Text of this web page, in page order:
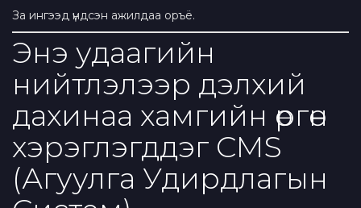
За ингээд үндсэн ажилдаа оръё.
Энэ удаагийн
нийтлэлээр дэлхий
дахинаа хамгийн өргөн
хэрэглэгддэг CMS
(Агуулга Удирдлагын